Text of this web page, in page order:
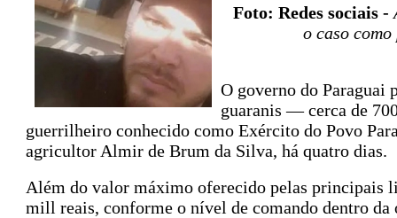
Foto: Redes sociais -
o caso
O governo do Paraguai
guaranis — cerca de
guerrilheiro conhecido como Exército do Povo
agricultor Almir de Brum da Silva, há quatro dias.
Além do valor máximo oferecido pelas principais
mill reais, conforme o nível de comando dentro da